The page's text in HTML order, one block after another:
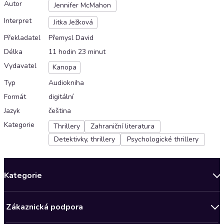
Autor
Jennifer McMahon
Interpret
Jitka Ježková
Překladatel
Přemysl David
Délka
11 hodin 23 minut
Vydavatel
Kanopa
Typ
Audiokniha
Formát
digitální
Jazyk
čeština
Kategorie
Thrillery
Zahraniční literatura
Detektivky, thrillery
Psychologické thrillery
Kategorie
Bestsellery měsíce
Zákaznická podpora